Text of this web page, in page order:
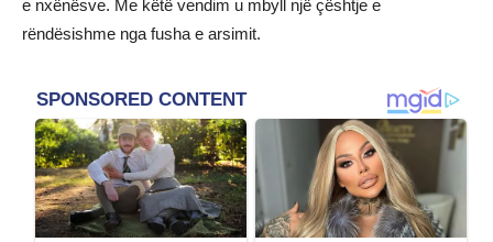
e nxënësve. Me këtë vendim u mbyll një çështje e
rëndësishme nga fusha e arsimit.